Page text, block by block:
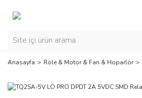
Anasayfa Röle & Motor & Fan & Hoparlör